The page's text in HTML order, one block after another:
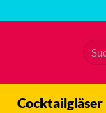
Suchen
nach:
Cocktailgläser